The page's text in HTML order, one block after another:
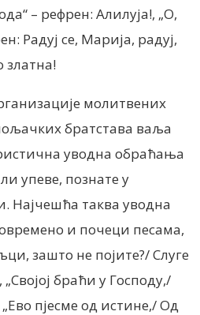
– рефрен: Алилуја!, „О,
Радуј се, Марија, радуј,
златна!
молитвених
братстава ваља
уводна обраћања
упеве, познате у
Најчешћа таква уводна
и почеци песама,
зашто не појите?/ Слуге
„Својој браћи у Господу,/
пјесме од истине,/ Од